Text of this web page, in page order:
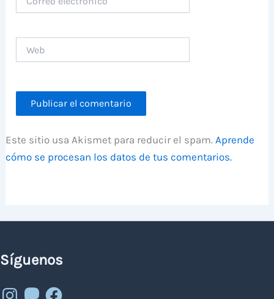
electrónico
Este sitio usa Akismet para reducir el spam.Aprende
cómo se procesan los datos de tus comentarios.
Síguenos
Instagram
MastodonFacebook